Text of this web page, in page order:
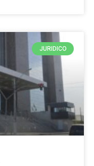
JURIDICO